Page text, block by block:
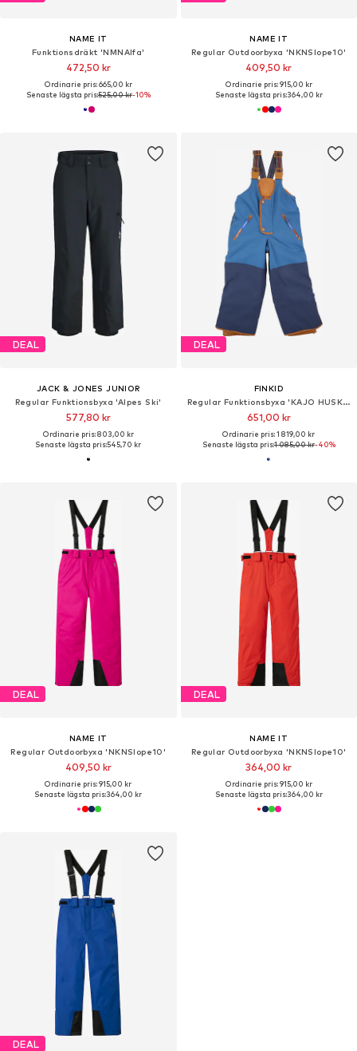
NAME IT
Funktionsdräkt 'NMNAlfa'
472,50 kr
Ordinarie pris: 665,00 kr
Senaste lägsta pris:525,00 kr-10%
NAME IT
Regular Outdoorbyxa 'NKNSlope10'
409,50 kr
Ordinarie pris: 915,00 kr
Senaste lägsta pris:364,00 kr
DEAL
JACK & JONES JUNIOR
Regular Funktionsbyxa 'Alpes Ski'
577,80 kr
Ordinarie pris: 803,00 kr
Senaste lägsta pris:545,70 kr
DEAL
FINKID
Regular Funktionsbyxa 'KAJO HUSKY'
651,00 kr
Ordinarie pris: 1 819,00 kr
Senaste lägsta pris:1 085,00 kr-40%
DEAL
NAME IT
Regular Outdoorbyxa 'NKNSlope10'
409,50 kr
Ordinarie pris: 915,00 kr
Senaste lägsta pris:364,00 kr
DEAL
NAME IT
Regular Outdoorbyxa 'NKNSlope10'
364,00 kr
Ordinarie pris: 915,00 kr
Senaste lägsta pris:364,00 kr
DEAL